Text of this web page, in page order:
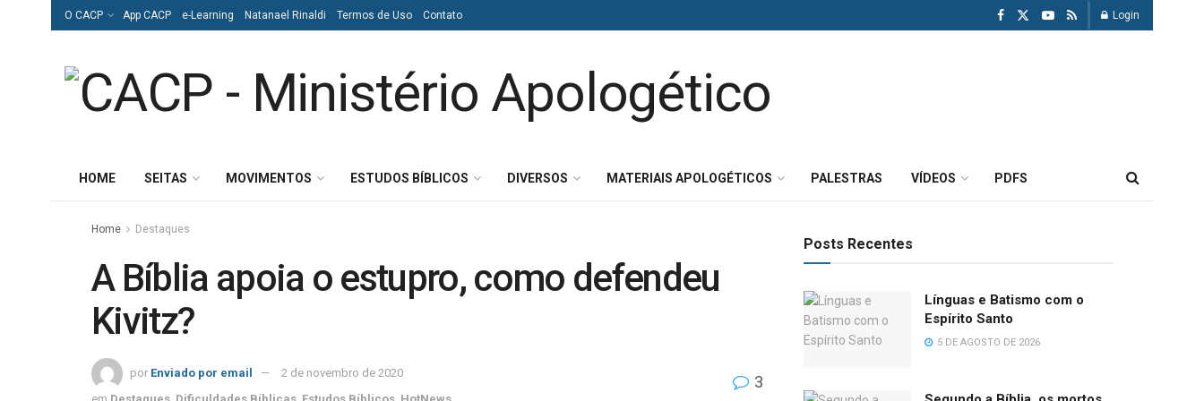
O CACP App CACP e-Learning Natanael Rinaldi Termos de Uso Contato Login
HOME SEITAS MOVIMENTOS ESTUDOS BÍBLICOS DIVERSOS MATERIAIS APOLOGÉTICOS PALESTRAS VÍDEOS PDFS
Home Destaques
A Bíblia apoia o estupro, como defendeu
Kivitz?
por Enviado por email
2 de novembro de 2020
3
Posts Recentes
Línguas e Batismo com o
Espírito Santo
5 DE AGOSTO DE 2026